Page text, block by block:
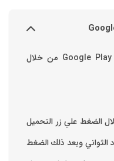
هذا التطبيق الرائع يتم تحميل من Google Play من خلال
الضغط علي زر التحميل
الثواني وبعد ذلك الضغط